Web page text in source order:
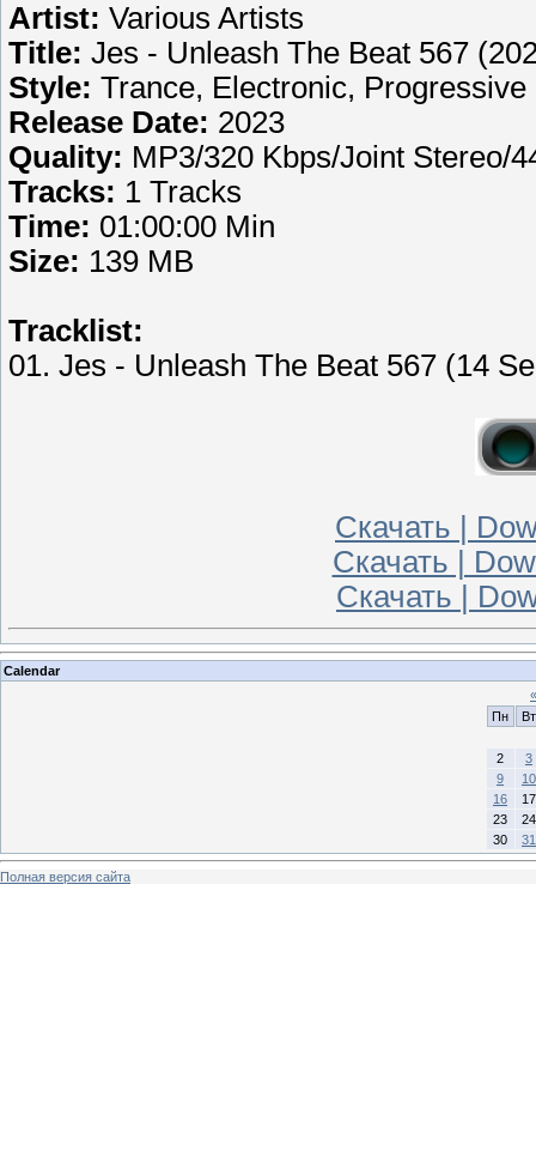
Artist: Various Artists
Title: Jes - Unleash The Beat 567
Style: Trance, Electronic, Progressive
Release Date: 2023
Quality: MP3/320 Kbps/Joint Stereo/
Tracks: 1 Tracks
Time: 01:00:00 Min
Size: 139 MB
Tracklist:
01. Jes - Unleash The Beat 567 (14
Скачать |
Скачать |
Скачать |
Calendar
«
Пн
Вт
2
3
9
10
16
17
23
24
30
31
Полная версия сайта